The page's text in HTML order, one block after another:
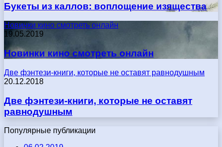
Букеты из каллов: воплощение изящества
Новинки кино смотреть онлайн
19.05.2019
Новинки кино смотреть онлайн
Две фэнтези-книги, которые не оставят равнодушным
20.12.2018
Две фэнтези-книги, которые не оставят
равнодушным
Популярные публикации